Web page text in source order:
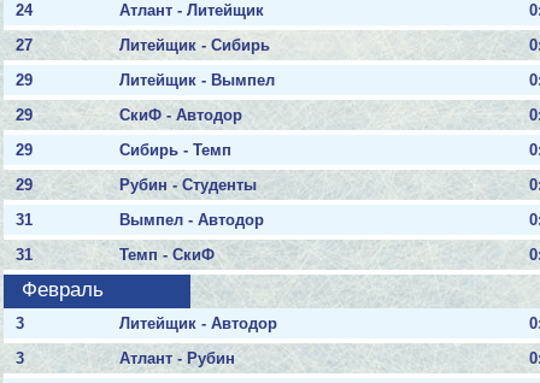
24
Атлант - Литейщик
27
Литейщик - Сибирь
29
Литейщик - Вымпел
29
СкиФ - Автодор
29
Сибирь - Темп
29
Рубин - Студенты
31
Вымпел - Автодор
31
Темп - СкиФ
Февраль
3 Литейщик - Автодор
3
Атлант - Рубин